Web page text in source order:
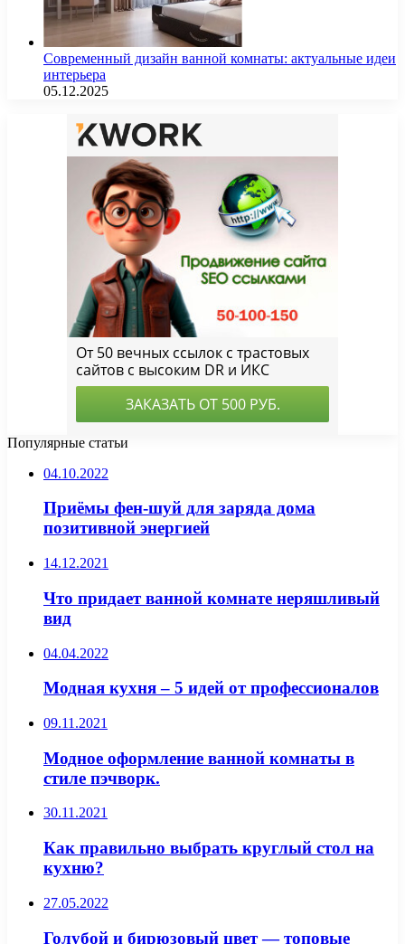
Современный дизайн ванной комнаты: актуальные идеи
интерьера
05.12.2025
Популярные статьи
04.10.2022
Приёмы фен-шуй для заряда дома
позитивной энергией
14.12.2021
Что придает ванной комнате неряшливый
вид
04.04.2022
Модная кухня – 5 идей от профессионалов
09.11.2021
Модное оформление ванной комнаты в
стиле пэчворк.
30.11.2021
Как правильно выбрать круглый стол на
кухню?
27.05.2022
Голубой и бирюзовый цвет — топовые